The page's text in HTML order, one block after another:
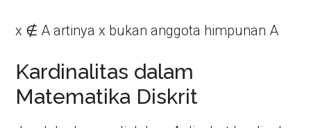
x ∉ A artinya x bukan anggota himpunan A
Kardinalitas dalam
Matematika Diskrit